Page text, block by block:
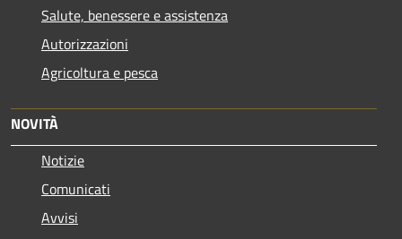
Salute, benessere e assistenza
Autorizzazioni
Agricoltura e pesca
NOVITÀ
Notizie
Comunicati
Avvisi